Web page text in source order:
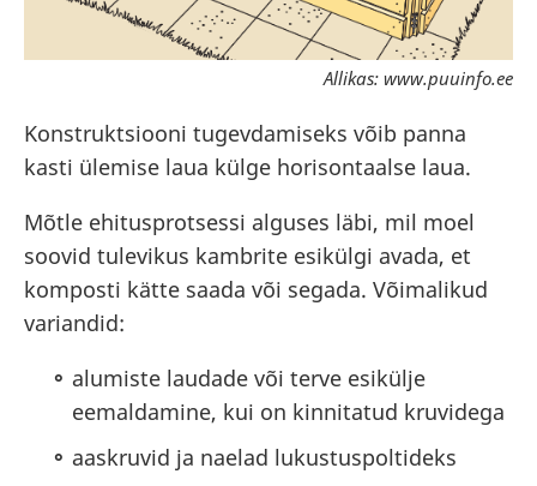
Allikas: www.puuinfo.ee
Konstruktsiooni tugevdamiseks võib panna
kasti ülemise laua külge horisontaalse laua.
Mõtle ehitusprotsessi alguses läbi, mil moel
soovid tulevikus kambrite esikülgi avada, et
komposti kätte saada või segada. Võimalikud
variandid:
alumiste laudade või terve esikülje
eemaldamine, kui on kinnitatud kruvidega
aaskruvid ja naelad lukustuspoltideks